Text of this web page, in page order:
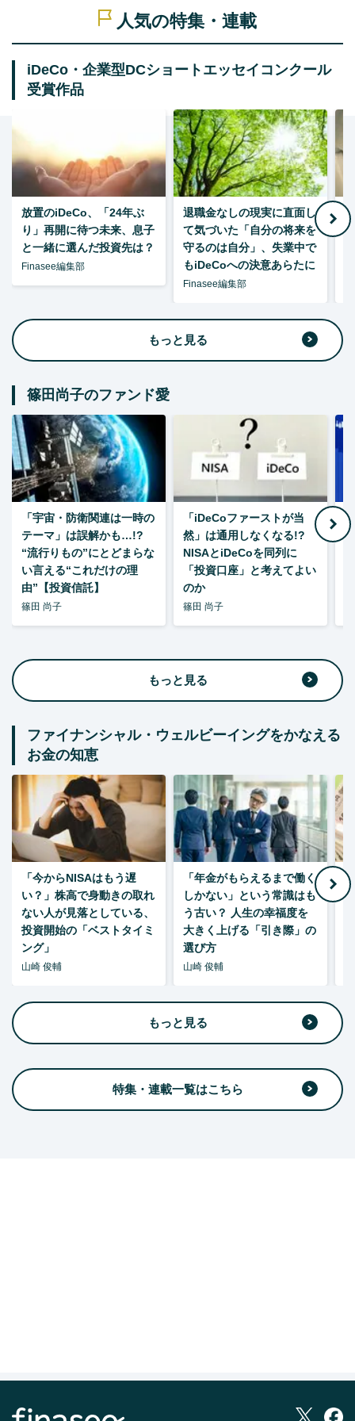
人気の特集・連載
iDeCo・企業型DCショートエッセイコンクール
受賞作品
放置のiDeCo、「24年ぶ
り」再開に待つ未来、息子
と一緒に選んだ投資先は？
Finasee編集部
退職金なしの現実に直面し
て気づいた「自分の将来を
守るのは自分」、失業中で
もiDeCoへの決意あらたに
Finasee編集部
もっと見る
篠田尚子のファンド愛
「宇宙・防衛関連は一時の
テーマ」は誤解かも…!?
“流行りもの”にとどまらな
い言える“これだけの理
由”【投資信託】
篠田 尚子
「iDeCoファーストが当
然」は通用しなくなる!?
NISAとiDeCoを同列に
「投資口座」と考えてよい
のか
篠田 尚子
もっと見る
ファイナンシャル・ウェルビーイングをかなえる
お金の知恵
「今からNISAはもう遅
い？」株高で身動きの取れ
ない人が見落としている、
投資開始の「ベストタイミ
ング」
山崎 俊輔
「年金がもらえるまで働く
しかない」という常識はも
う古い？ 人生の幸福度を
大きく上げる「引き際」の
選び方
山崎 俊輔
もっと見る
特集・連載一覧はこちら